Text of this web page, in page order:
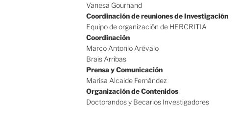
Vanesa Gourhand
Coordinación de reuniones de Investigación
Equipo de organización de HERCRITIA
Coordinación
Marco Antonio Arévalo
Brais Arribas
Prensa y Comunicación
Marisa Alcaide Fernández
Organización de Contenidos
Doctorandos y Becarios Investigadores